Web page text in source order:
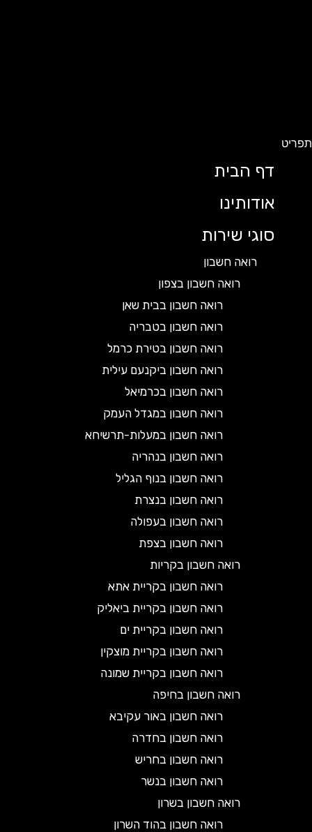
דף הבית
אודותינו
סוגי שירות
רואה חשבון
רואה חשבון בצפון
רואה חשבון בבית שאן
רואה חשבון בטבריה
רואה חשבון בטירת כרמל
רואה חשבון ביקנעם עילית
רואה חשבון בכרמיאל
רואה חשבון במגדל העמק
רואה חשבון במעלות-תרשיחא
רואה חשבון בנהריה
רואה חשבון בנוף הגליל
רואה חשבון בנצרת
רואה חשבון בעפולה
רואה חשבון בצפת
רואה חשבון בקריות
רואה חשבון בקריית אתא
רואה חשבון בקריית ביאליק
רואה חשבון בקריית ים
רואה חשבון בקריית מוצקין
רואה חשבון בקריית שמונה
רואה חשבון בחיפה
רואה חשבון באור עקיבא
רואה חשבון בחדרה
רואה חשבון בחריש
רואה חשבון בנשר
רואה חשבון בשרון
רואה חשבון בהוד השרון